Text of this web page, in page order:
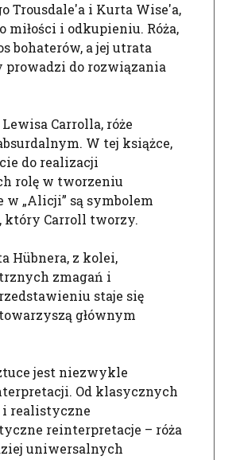
Trousdale'a i Kurta Wise'a,
i odkupieniu. Róża,
bohaterów, a jej utrata
prowadzi do rozwiązania
Lewisa Carrolla, róże
W tej książce,
do realizacji
rolę w tworzeniu
„Alicji” są symbolem
który Carroll tworzy.
Hübnera, z kolei,
zmagań i
staje się
głównym
jest niezwykle
Od klasycznych
i realistyczne
reinterpretacje – róża
uniwersalnych